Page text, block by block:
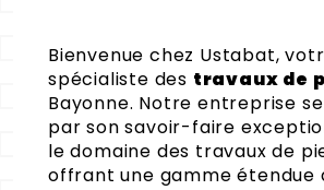
Bienvenue chez Ustabat,
spécialiste des travaux de
Bayonne. Notre entreprise
par son savoir-faire
le domaine des travaux de
offrant une gamme étendue